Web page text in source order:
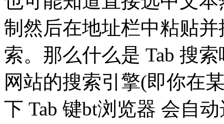
制然后在地址栏中粘贴
索。那么什么是 Tab 搜
网站的搜索引擎(即你在
下 Tab 键bt浏览器 会自